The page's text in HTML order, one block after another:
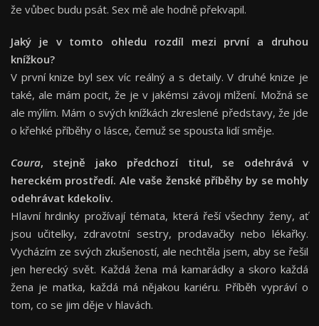
že vůbec budu psát. Sex mě ale hodně překvapil.
Jaký je v tomto ohledu rozdíl mezi první a druhou
knížkou?
V první knize byl sex víc reálný a s detaily. V druhé knize je
také, ale mám pocit, že je v jakémsi závoji mlžení. Možná se
ale mýlím. Mám o svých knížkách zkreslené představy, že jde
o křehké příběhy o lásce, čemuž se spousta lidí směje.
Coura, stejně jako předchozí titul, se odehrává v
hereckém prostředí. Ale vaše ženské příběhy by se mohly
odehrávat kdekoliv.
Hlavní hrdinky prožívají témata, která řeší všechny ženy, ať
jsou učitelky, zdravotní sestry, prodavačky nebo lékařky.
Vycházím ze svých zkušeností, ale nechtěla jsem, aby se řešil
jen herecký svět. Každá žena má kamarádky a skoro každá
žena je matka, každá má nějakou kariéru. Příběh vypráví o
tom, co se jim děje v hlavách.